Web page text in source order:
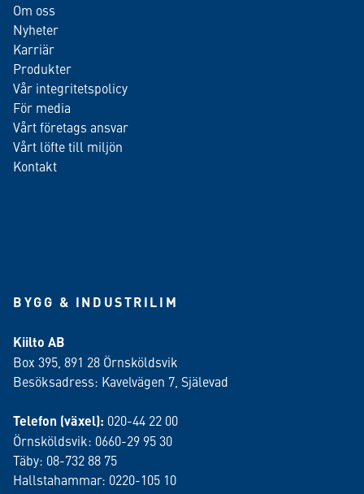
Om oss
Nyheter
Karriär
Produkter
Vår integritetspolicy
För media
Vårt företags ansvar
Vårt löfte till miljön
Kontakt
BYGG & INDUSTRILIM
Kiilto AB
Box 395, 891 28 Örnsköldsvik
Besöksadress: Kavelvägen 7, Själevad
Telefon (växel): 020-44 22 00
Örnsköldsvik: 0660-29 95 30
Täby: 08-732 88 75
Hallstahammar: 0220-105 10